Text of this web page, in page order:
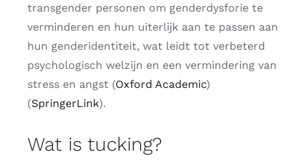
transgender personen om genderdysforie te
verminderen en hun uiterlijk aan te passen aan
hun genderidentiteit, wat leidt tot verbeterd
psychologisch welzijn en een vermindering van
stress en angst​(Oxford Academic)
(SpringerLink)​.
Wat is tucking?